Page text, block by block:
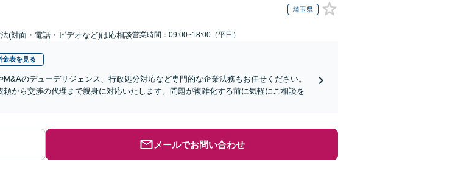
埼玉県
(対面・電話・ビデオなど)は応相談営業時間：09:00~18:00（平日）
金表を見る
M&Aのデューデリジェンス、行政処分対応など専門的な企業法務もお任せください。
から交渉の代理まで親身に対応いたします。問題が複雑化する前に気軽にご相談を
メールでお問い合わせ